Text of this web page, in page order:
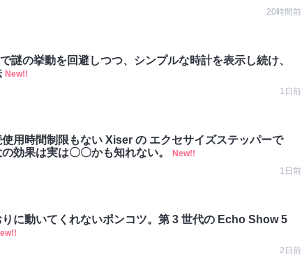
20時間前
謎の挙動を回避しつつ、シンプルな時計を表示し続け、
New!!
1日前
使用時間制限もない Xiser の エクセサイズステッパーで
効果は実は〇〇かも知れない。
New!!
1日前
りに動いてくれないポンコツ。第 3 世代の Echo Show 5
2日前